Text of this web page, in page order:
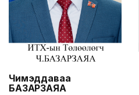
Чимэддаваа
БАЗАРЗАЯА